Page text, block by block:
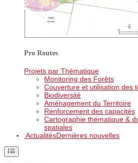
Pro Routes
Projets par Thématique
Monitoring des Forêts
Couverture et utilisation des
Biodiversité
Aménagement du Territoire
Renforcement des capacités
Cartographie thématique &
spatiales
ActualitésDernières nouvelles